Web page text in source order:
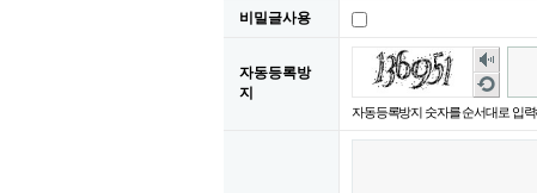
비밀글사용
자동등록방
지
숫
자
음
성
듣
새
로
고
침
자동등록방지 숫자를 순서대로 입력